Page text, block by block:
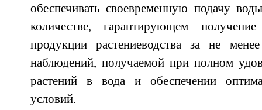
обеспечивать своевременную подачу
количестве, гарантирующем
продукции растениеводства за не
наблюдений, получаемой при полном
растений в вода и обеспечении
условий.